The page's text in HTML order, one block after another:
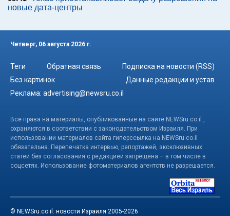
новые дата-центры
Четверг, 06 августа 2026 г.
Теги Обратная связь
Подписка на новости (RSS)
Без картинок
Данные редакции и устав
Реклама: advertising@newsru.co.il
Все права на материалы, опубликованные на сайте NEWSru.co.il ,
охраняются в соответствии с законодательством Израиля. При
использовании материалов сайта гиперссылка на NEWSru.co.il
обязательна. Перепечатка интервью, репортажей, эксклюзивных
статей без согласования с редакцией запрещена – в том числе в
соцсетях. Использование фотоматериалов агентств не разрешается.
© NEWSru.co.il: новости Израиля 2005-2026